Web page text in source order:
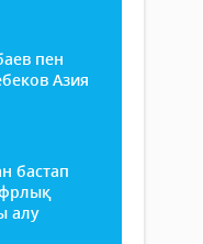
пен
Азия
бастап
алу